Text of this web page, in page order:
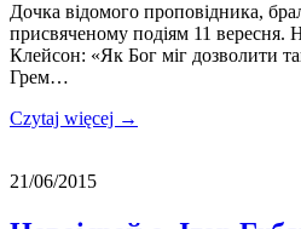
Дочка відомого проповідника,
присвяченому подіям 11 вересня.
Клейсон: «Як Бог міг дозволити
Грем…
Czytaj więcej →
21/06/2015